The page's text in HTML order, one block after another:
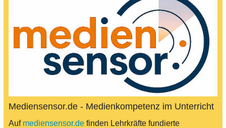
Mediensensor.de - Medienkompetenz im Unterricht
Auf mediensensor.de finden Lehrkräfte fundierte